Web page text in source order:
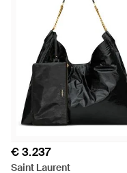
€ 3.237
Saint Laurent